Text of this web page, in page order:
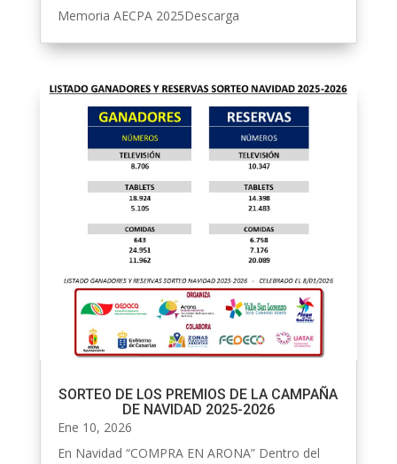
Memoria AECPA 2025Descarga
SORTEO DE LOS PREMIOS DE LA CAMPAÑA
DE NAVIDAD 2025-2026
Ene 10, 2026
En Navidad “COMPRA EN ARONA” Dentro del